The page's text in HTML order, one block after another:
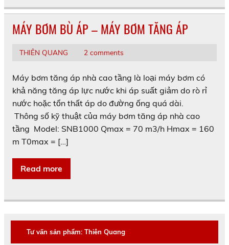
MÁY BƠM BÙ ÁP – MÁY BƠM TĂNG ÁP
THIÊN QUANG 2 comments
Máy bơm tăng áp nhà cao tầng là loại máy bơm có
khả năng tăng áp lực nước khi áp suất giảm do rò rỉ
nước hoặc tổn thất áp do đường ống quá dài.
Thông số kỹ thuật của máy bơm tăng áp nhà cao
tầng Model: SNB1000 Qmax = 70 m3/h Hmax = 160
m T0max = […]
Read more
Tư vấn sản phẩm: Thiên Quang